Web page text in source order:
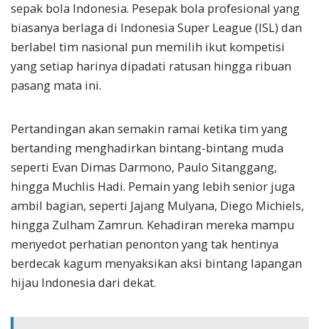
sepak bola Indonesia. Pesepak bola profesional yang
biasanya berlaga di Indonesia Super League (ISL) dan
berlabel tim nasional pun memilih ikut kompetisi
yang setiap harinya dipadati ratusan hingga ribuan
pasang mata ini.
Pertandingan akan semakin ramai ketika tim yang
bertanding menghadirkan bintang-bintang muda
seperti Evan Dimas Darmono, Paulo Sitanggang,
hingga Muchlis Hadi. Pemain yang lebih senior juga
ambil bagian, seperti Jajang Mulyana, Diego Michiels,
hingga Zulham Zamrun. Kehadiran mereka mampu
menyedot perhatian penonton yang tak hentinya
berdecak kagum menyaksikan aksi bintang lapangan
hijau Indonesia dari dekat.